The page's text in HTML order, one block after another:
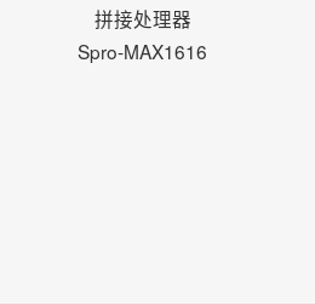
拼接处理器
Spro-MAX1616